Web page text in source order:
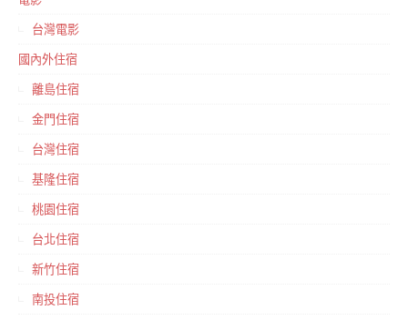
台灣電影
國內外住宿
離島住宿
金門住宿
台灣住宿
基隆住宿
桃園住宿
台北住宿
新竹住宿
南投住宿